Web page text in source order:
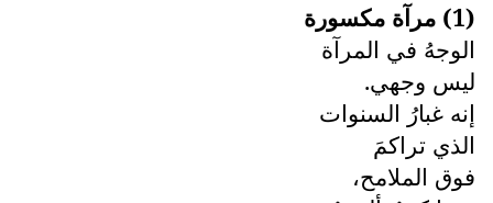
(1) مرآة مكسورة
الوجهُ في المرآة
ليس وجهي.
إنه غبارُ السنوات
الذي تراكمَ
فوق الملامح،